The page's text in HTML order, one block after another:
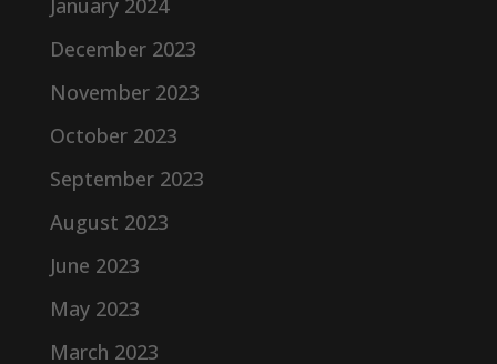
January 2024
December 2023
November 2023
October 2023
September 2023
August 2023
June 2023
May 2023
March 2023